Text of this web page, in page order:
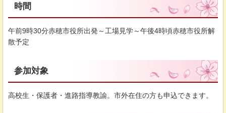
時間
午前9時30分赤穂市役所出発～工場見学～午後4時頃赤穂市役所解
散予定
参加対象
高校生・保護者・進路指導教諭。市外在住の方も申込できます。